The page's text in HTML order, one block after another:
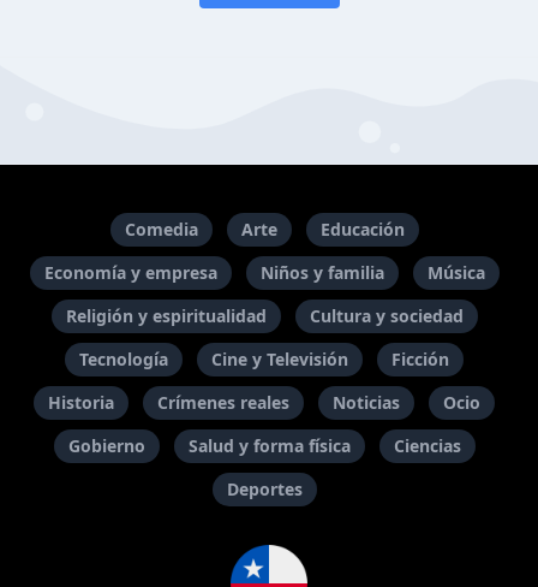
Comedia Arte
Educación
Economía y empresa
Niños y familia
Música
Religión y espiritualidad
Cultura y sociedad
Tecnología
Cine y Televisión
Ficción
Historia
Crímenes reales Noticias
Ocio
Gobierno
Salud y forma física
Ciencias
Deportes